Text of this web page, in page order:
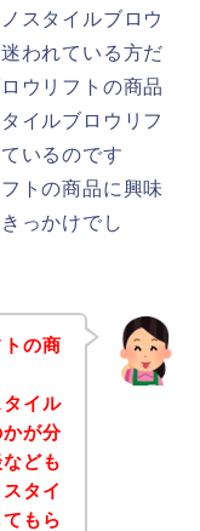
スタイルブロウ
われている方だ
ウリフトの商品
イルブロウリフ
いるのです
トの商品に興味
っかけでし
の商
イル
が分
ども
タイ
もら